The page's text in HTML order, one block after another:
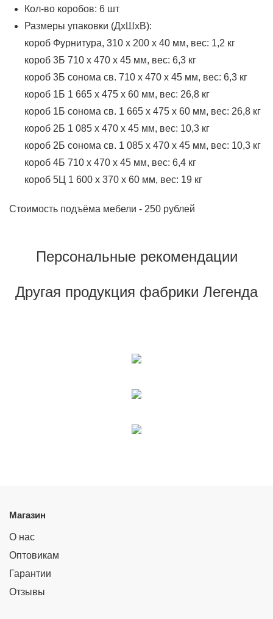
Кол-во коробов: 6 шт
Размеры упаковки (ДхШхВ):
короб Фурнитура, 310 x 200 x 40 мм, вес: 1,2 кг
короб 3Б 710 x 470 x 45 мм, вес: 6,3 кг
короб 3Б сонома св. 710 x 470 x 45 мм, вес: 6,3 кг
короб 1Б 1 665 x 475 x 60 мм, вес: 26,8 кг
короб 1Б сонома св. 1 665 x 475 x 60 мм, вес: 26,8 кг
короб 2Б 1 085 x 470 x 45 мм, вес: 10,3 кг
короб 2Б сонома св. 1 085 x 470 x 45 мм, вес: 10,3 кг
короб 4Б 710 x 470 x 45 мм, вес: 6,4 кг
короб 5Ц 1 600 x 370 x 60 мм, вес: 19 кг
Стоимость подъёма мебели - 250 рублей
Персональные рекомендации
Другая продукция фабрики Легенда
Магазин
О нас
Оптовикам
Гарантии
Отзывы